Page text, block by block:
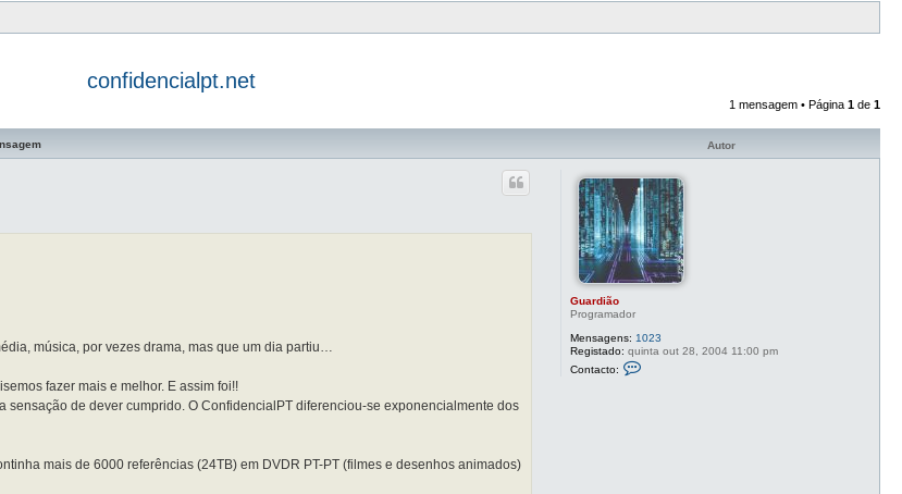
confidencialpt.net
1 mensagem • Página 1 de 1
Autor
Guardião
Programador
Mensagens: 1023
Registado: quinta out 28, 2004 11:00 pm
Contacto:
música, por vezes drama, mas que um dia partiu…
fazer mais e melhor. E assim foi!!
de dever cumprido. O ConfidencialPT diferenciou-se exponencialmente dos
mais de 6000 referências (24TB) em DVDR PT-PT (filmes e desenhos animados)